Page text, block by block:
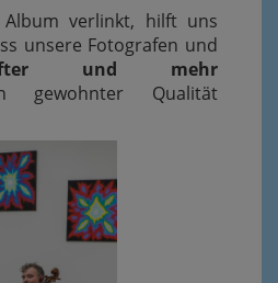
verlinkt, hilft uns
unsere Fotografen und
und mehr
Qualität